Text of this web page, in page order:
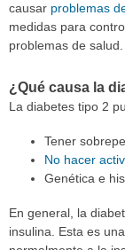
causar problemas
medidas para
problemas de salud.
¿Qué causa la
La diabetes tipo 2
Tener
No hacer
Genética e
En general, la
insulina. Esta es